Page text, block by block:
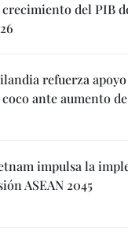
crecimiento del PIB
refuerza
coco ante aumento
impulsa la
ASEAN 2045